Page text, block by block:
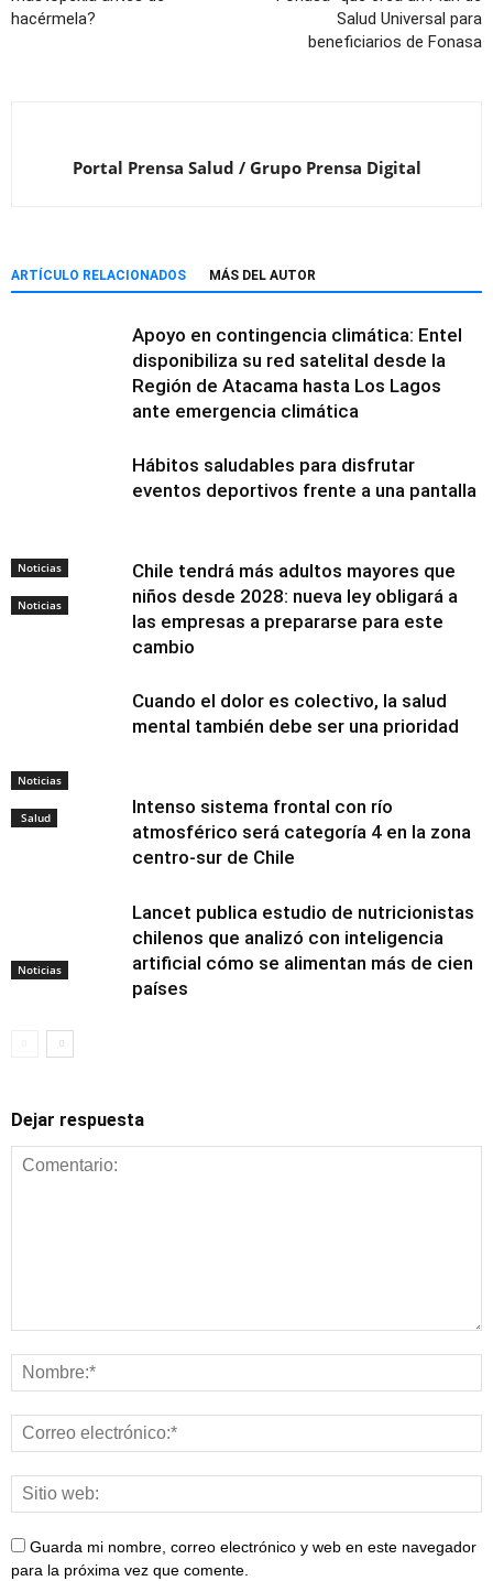
hacérmela?
Salud Universal para
beneficiarios de Fonasa
Portal Prensa Salud / Grupo Prensa Digital
ARTÍCULO RELACIONADOS MÁS DEL AUTOR
Noticias
Apoyo en contingencia climática: Entel
disponibiliza su red satelital desde la
Región de Atacama hasta Los Lagos
ante emergencia climática
Noticias
Hábitos saludables para disfrutar
eventos deportivos frente a una pantalla
Noticias
Chile tendrá más adultos mayores que
niños desde 2028: nueva ley obligará a
las empresas a prepararse para este
cambio
Salud
Cuando el dolor es colectivo, la salud
mental también debe ser una prioridad
Noticias
Intenso sistema frontal con río
atmosférico será categoría 4 en la zona
centro-sur de Chile
Alimentación y
nutrición
Lancet publica estudio de nutricionistas
chilenos que analizó con inteligencia
artificial cómo se alimentan más de cien
países
Dejar respuesta
Guarda mi nombre, correo electrónico y web en este navegador
para la próxima vez que comente.